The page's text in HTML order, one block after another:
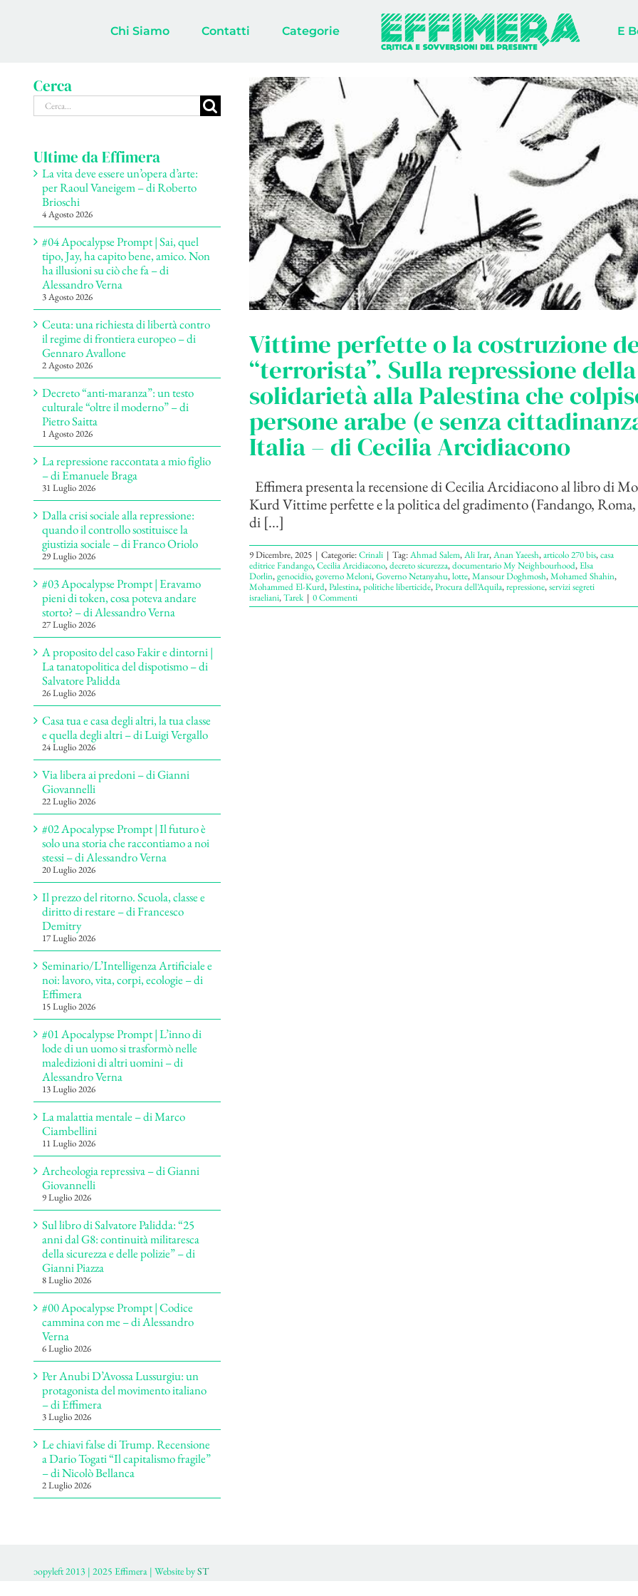
Chi Siamo Contatti Categorie E
Vittime perfette o la costruzione
“terrorista”. Sulla repressione della
solidarietà alla Palestina che
persone arabe (e senza
Italia – di Cecilia Arcidiacono
Effimera presenta la recensione di Cecilia Arcidiacono al libro di
Kurd Vittime perfette e la politica del gradimento (Fandango,
di [...]
9 Dicembre, 2025 | Categorie:Crinali | Tag:Ahmad Salem,Ali Irar,Anan Yaeesh,articolo 270 bis,casa
editrice Fandango,Cecilia Arcidiacono,decreto sicurezza,documentario My Neighbourhood,Elsa
Dorlin,genocidio,governo Meloni,Governo Netanyahu,lotte,Mansour Doghmosh,Mohamed Shahin,
Mohammed El-Kurd,Palestina,politiche liberticide,Procura dell’Aquila,repressione,servizi segreti
israeliani,Tarek | 0 Commenti
Cerca
Cerca
per:
Ultime da Effimera
La vita deve essere un’opera d’arte:
per Raoul Vaneigem – di Roberto
Brioschi
4 Agosto 2026
#04 Apocalypse Prompt | Sai, quel
tipo, Jay, ha capito bene, amico. Non
ha illusioni su ciò che fa – di
Alessandro Verna
3 Agosto 2026
Ceuta: una richiesta di libertà contro
il regime di frontiera europeo – di
Gennaro Avallone
2 Agosto 2026
Decreto “anti-maranza”: un testo
culturale “oltre il moderno” – di
Pietro Saitta
1 Agosto 2026
La repressione raccontata a mio figlio
– di Emanuele Braga
31 Luglio 2026
Dalla crisi sociale alla repressione:
quando il controllo sostituisce la
giustizia sociale – di Franco Oriolo
29 Luglio 2026
#03 Apocalypse Prompt | Eravamo
pieni di token, cosa poteva andare
storto? – di Alessandro Verna
27 Luglio 2026
A proposito del caso Fakir e dintorni |
La tanatopolitica del dispotismo – di
Salvatore Palidda
26 Luglio 2026
Casa tua e casa degli altri, la tua classe
e quella degli altri – di Luigi Vergallo
24 Luglio 2026
Via libera ai predoni – di Gianni
Giovannelli
22 Luglio 2026
#02 Apocalypse Prompt | Il futuro è
solo una storia che raccontiamo a noi
stessi – di Alessandro Verna
20 Luglio 2026
Il prezzo del ritorno. Scuola, classe e
diritto di restare – di Francesco
Demitry
17 Luglio 2026
Seminario/L’Intelligenza Artificiale e
noi: lavoro, vita, corpi, ecologie – di
Effimera
15 Luglio 2026
#01 Apocalypse Prompt | L’inno di
lode di un uomo si trasformò nelle
maledizioni di altri uomini – di
Alessandro Verna
13 Luglio 2026
La malattia mentale – di Marco
Ciambellini
11 Luglio 2026
Archeologia repressiva – di Gianni
Giovannelli
9 Luglio 2026
Sul libro di Salvatore Palidda: “25
anni dal G8: continuità militaresca
della sicurezza e delle polizie” – di
Gianni Piazza
8 Luglio 2026
#00 Apocalypse Prompt | Codice
cammina con me – di Alessandro
Verna
6 Luglio 2026
Per Anubi D’Avossa Lussurgiu: un
protagonista del movimento italiano
– di Effimera
3 Luglio 2026
Le chiavi false di Trump. Recensione
a Dario Togati “Il capitalismo fragile”
– di Nicolò Bellanca
2 Luglio 2026
ɔopyleft 2013 | 2025 Effimera | Website byST